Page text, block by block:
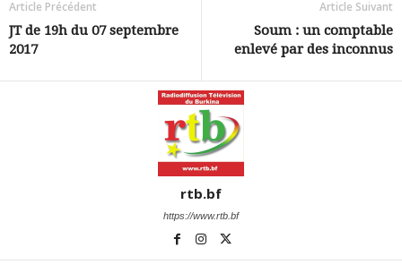
Article Précédent
JT de 19h du 07 septembre
2017
Article Suivant
Soum : un comptable
enlevé par des inconnus
rtb.bf
https://www.rtb.bf